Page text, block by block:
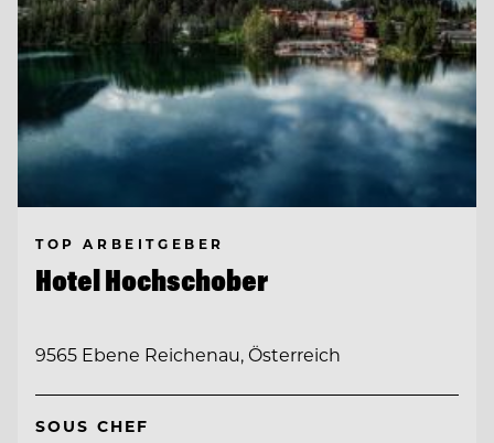
TOP ARBEITGEBER
Hotel Hochschober
9565 Ebene Reichenau, Österreich
SOUS CHEF